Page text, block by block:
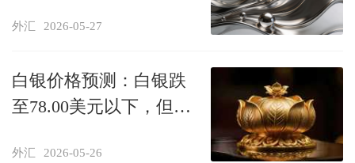
外汇 2026-05-27
白银价格预测：白银跌
至78.00美元以下，但仍
外汇 2026-05-26